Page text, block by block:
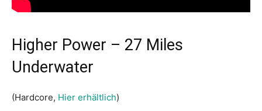
Higher Power – 27 Miles
Underwater
(Hardcore, Hier erhältlich)